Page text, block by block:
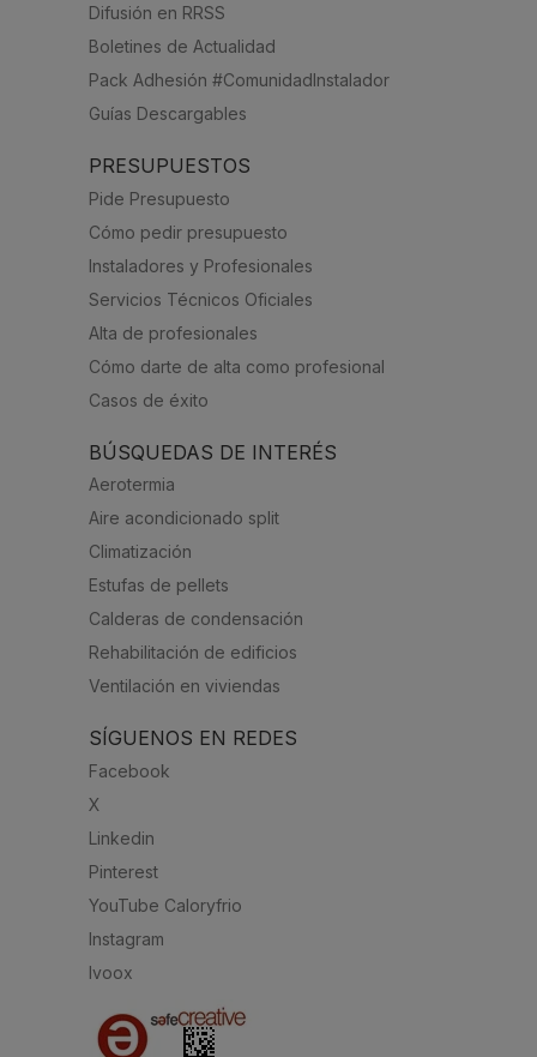
Difusión en RRSS
Boletines de Actualidad
Pack Adhesión #ComunidadInstalador
Guías Descargables
PRESUPUESTOS
Pide Presupuesto
Cómo pedir presupuesto
Instaladores y Profesionales
Servicios Técnicos Oficiales
Alta de profesionales
Cómo darte de alta como profesional
Casos de éxito
BÚSQUEDAS DE INTERÉS
Aerotermia
Aire acondicionado split
Climatización
Estufas de pellets
Calderas de condensación
Rehabilitación de edificios
Ventilación en viviendas
SÍGUENOS EN REDES
Facebook
X
Linkedin
Pinterest
YouTube Caloryfrio
Instagram
Ivoox